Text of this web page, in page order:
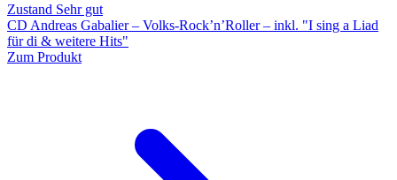
Zustand Sehr gut
CD Andreas Gabalier – Volks-Rock’n’Roller – inkl. "I sing a Liad
für di & weitere Hits"
Zum Produkt